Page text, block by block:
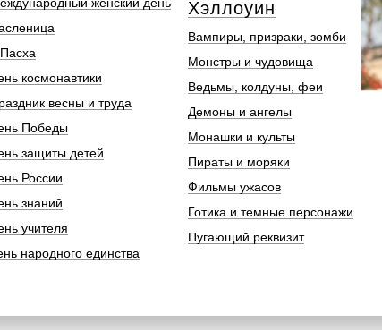
Хэллоуин
Вампиры, призраки, зомби
Монстры и чудовища
Ведьмы, колдуны, феи
Демоны и ангелы
Монашки и культы
Пираты и моряки
Фильмы ужасов
Готика и темные персонажи
Пугающий реквизит
космонавтики
весны и труда
Победы
защиты детей
России
знаний
учителя
народного единства